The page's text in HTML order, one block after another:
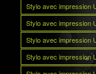
Stylo avec impression
Stylo avec impression
Stylo avec impression
Stylo avec impression